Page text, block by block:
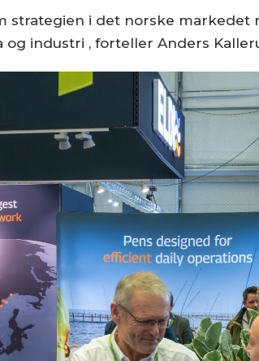
strategien i det norske markedet
industri , forteller Anders